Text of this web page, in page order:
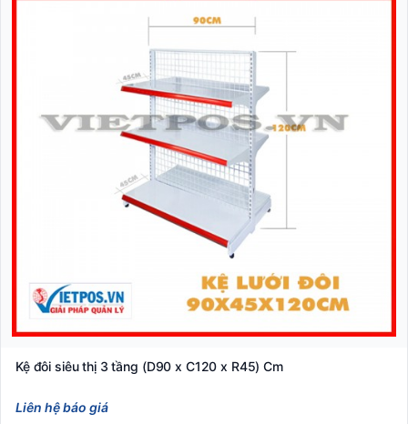
Kệ đôi siêu thị 3 tầng (D90 x C120 x R45) Cm
Liên hệ báo giá